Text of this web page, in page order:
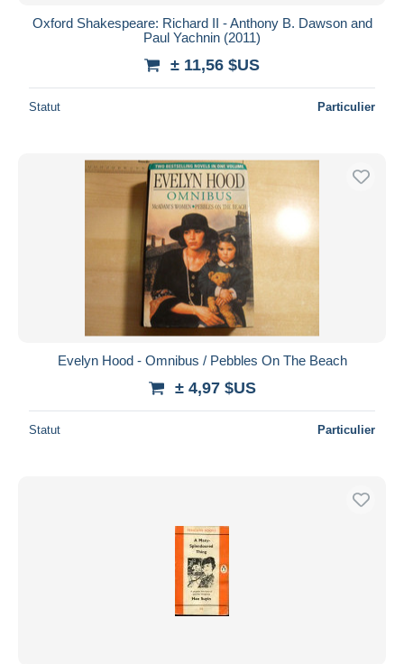
Oxford Shakespeare: Richard II - Anthony B. Dawson and
Paul Yachnin (2011)
± 11,56 $US
Statut Particulier
Evelyn Hood - Omnibus / Pebbles On The Beach
± 4,97 $US
Statut Particulier